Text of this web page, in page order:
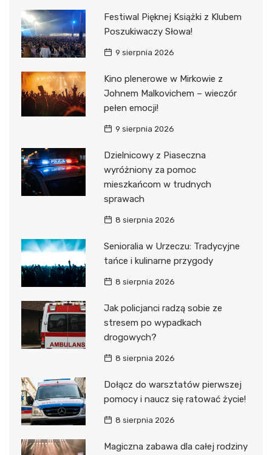
Festiwal Pięknej Książki z Klubem
Poszukiwaczy Słowa!
9 sierpnia 2026
Kino plenerowe w Mirkowie z
Johnem Malkovichem – wieczór
pełen emocji!
9 sierpnia 2026
Dzielnicowy z Piaseczna
wyróżniony za pomoc
mieszkańcom w trudnych
sprawach
8 sierpnia 2026
Senioralia w Urzeczu: Tradycyjne
tańce i kulinarne przygody
8 sierpnia 2026
Jak policjanci radzą sobie ze
stresem po wypadkach
drogowych?
8 sierpnia 2026
Dołącz do warsztatów pierwszej
pomocy i naucz się ratować życie!
8 sierpnia 2026
Magiczna zabawa dla całej rodziny